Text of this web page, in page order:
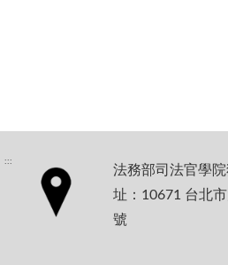
:::
法務部司法官學
址：10671 台北
號